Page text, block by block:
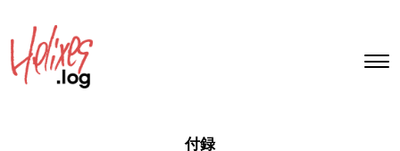
付録